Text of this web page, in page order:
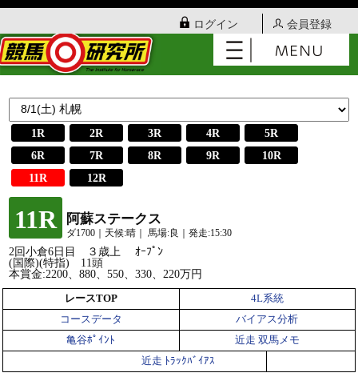
ログイン 会員登録
1R 2R 3R 4R
5R
6R
7R 8R 9R
10R
11R
12R
11R 阿蘇ステークス
ダ1700｜天候:晴｜ 馬場:良｜発走:15:30
2回小倉6日目 ３歳上 ｵｰﾌﾟﾝ
(国際)(特指) 11頭
本賞金:2200、880、550、330、220万円
レースTOP
4L系統
コースデータ
バイアス分析
亀谷ﾎﾟｲﾝﾄ
近走 双馬メモ
近走 ﾄﾗｯｸﾊﾞｲｱｽ